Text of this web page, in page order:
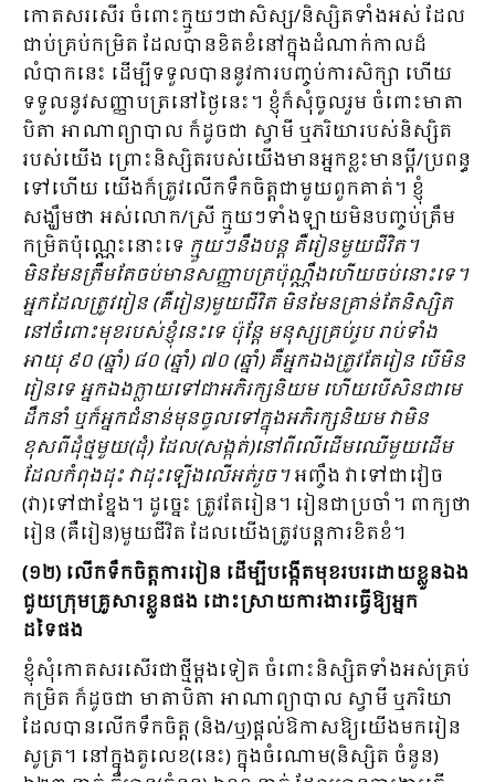
កោតសរសើរ ចំពោះក្មួយៗជាសិស្ស/និស្សិតទាំងអស់ ដែល
ជាប់គ្រប់កម្រិត ដែលបានខិតខំនៅក្នុងដំណាក់កាលដ៏
លំបាកនេះ ដើម្បីទទួលបាននូវការបញ្ចប់ការសិក្សា ហើយ
ទទួល​នូវសញ្ញាបត្រនៅថ្ងៃនេះ។ ខ្ញុំក៏សុំចូលរួម ចំពោះមាតា
បិតា​ អាណាព្យាបាល ក៏ដូចជា ស្វាមី ឬភរិយារបស់និស្សិត
របស់យើង ព្រោះនិស្សិតរបស់យើងមានអ្នកខ្លះមានប្តី/ប្រពន្ធ
ទៅហើយ យើងក៏ត្រូវលើកទឹកចិត្តជាមួយពួកគាត់។ ខ្ញុំ
សង្ឃឹមថា អស់លោក/ស្រី ក្មួយៗទាំងឡាយមិនបញ្ចប់ត្រឹម
កម្រិតប៉ុណ្ណេះនោះទេ ក្មួយៗនឹងបន្ត គឺរៀនមួយជីវិត។
មិនមែនត្រឹមតែចប់មានសញ្ញាបត្រប៉ុណ្ណឹងហើយចប់នោះទេ។
អ្នកដែលត្រូវរៀន (គឺរៀន)មួយជីវិត មិនមែនគ្រាន់តែនិស្សិត
នៅចំពោះមុខរបស់ខ្ញុំនេះទេ ប៉ុន្តែ មនុស្សគ្រប់រូប រាប់ទាំង
អាយុ ៩០ (ឆ្នាំ) ៨០ (ឆ្នាំ) ៧០ (ឆ្នាំ) គឺអ្នកឯងត្រូវតែរៀន បើមិន
រៀនទេ អ្នកឯងក្លាយទៅជាអភិរក្សនិយម ហើយបើសិនជាមេ
ដឹកនាំ ឬក៏អ្នកជំនាន់មុនចូលទៅក្នុងអភិរក្សនិយម វាមិន
ខុសពីដុំថ្មមួយ(ដុំ) ដែល(សង្កត់)នៅពីលើដើមឈើមួយដើម
ដែលកំពុងដុះ វាដុះឡើងលើអត់រួច។អញ្ចឹង វាទៅជាវៀច
(វា)ទៅជាខ្នែង។ ដូច្នេះ ត្រូវតែរៀន។ រៀនជាប្រចាំ។ ពាក្យថា
រៀន (គឺរៀន)មួយជីវិត ដែលយើងត្រូវបន្តការខិតខំ។
(១២) លើកទឹកចិត្តការរៀន ដើម្បីបង្កើតមុខរបរដោយខ្លួនឯង
ជួយក្រុមគ្រួសារខ្លួនផង ដោះស្រាយការងារធ្វើឱ្យអ្នក
ដទៃផង
ខ្ញុំសុំកោតសរសើរជាថ្មីម្តងទៀត ចំពោះនិស្សិតទាំងអស់គ្រប់
កម្រិត ក៏ដូចជា មាតាបិតា អាណាព្យាបាល ស្វាមី ឬភរិយា
ដែលបានលើកទឹកចិត្ត (និង/ឬ)ផ្តល់ឱកាសឱ្យយើងមករៀន
សូត្រ។ នៅក្នុងតួលេខ(នេះ) ក្នុងចំណោម(និស្សិត ចំនួន)